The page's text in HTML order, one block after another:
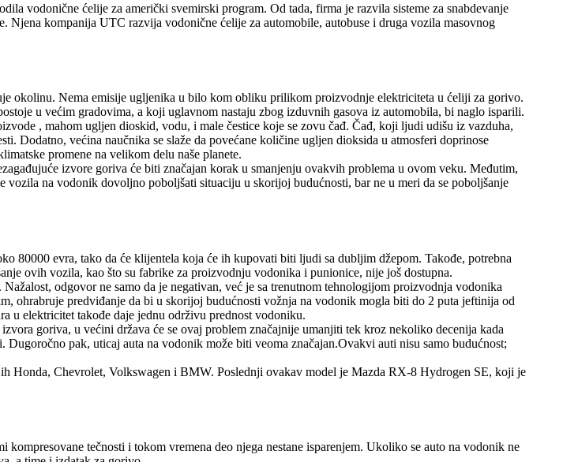
vodonične ćelije za američki svemirski program. Od tada, firma je razvila sisteme za snabdevanje
Njena kompanija UTC razvija vodonične ćelije za automobile, autobuse i druga vozila masovnog
okolinu. Nema emisije ugljenika u bilo kom obliku prilikom proizvodnje elektriciteta u ćeliji za gorivo.
u većim gradovima, a koji uglavnom nastaju zbog izduvnih gasova iz automobila, bi naglo isparili.
, mahom ugljen dioskid, vodu, i male čestice koje se zovu čađ. Čađ, koji ljudi udišu iz vazduha,
Dodatno, većina naučnika se slaže da povećane količine ugljen dioksida u atmosferi doprinose
promene na velikom delu naše planete.
izvore goriva će biti značajan korak u smanjenju ovakvih problema u ovom veku. Međutim,
vozila na vodonik dovoljno poboljšati situaciju u skorijoj budućnosti, bar ne u meri da se poboljšanje
80000 evra, tako da će klijentela koja će ih kupovati biti ljudi sa dubljim džepom. Takođe, potrebna
ovih vozila, kao što su fabrike za proizvodnju vodonika i punionice, nije još dostupna.
odgovor ne samo da je negativan, već je sa trenutnom tehnologijom proizvodnja vodonika
ohrabruje predviđanje da bi u skorijoj budućnosti vožnja na vodonik mogla biti do 2 puta jeftinija od
u elektricitet takođe daje jednu održivu prednost vodoniku.
goriva, u većini država će se ovaj problem značajnije umanjiti tek kroz nekoliko decenija kada
pak, uticaj auta na vodonik može biti veoma značajan.Ovakvi auti nisu samo budućnost;
Honda, Chevrolet, Volkswagen i BMW. Poslednji ovakav model je Mazda RX-8 Hydrogen SE, koji je
tečnosti i tokom vremena deo njega nestane isparenjem. Ukoliko se auto na vodonik ne